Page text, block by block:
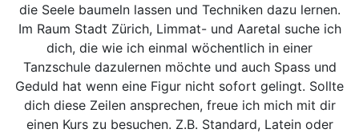
die Seele baumeln lassen und Techniken dazu lernen.
Im Raum Stadt Zürich, Limmat- und Aaretal suche ich
dich, die wie ich einmal wöchentlich in einer
Tanzschule dazulernen möchte und auch Spass und
Geduld hat wenn eine Figur nicht sofort gelingt. Sollte
dich diese Zeilen ansprechen, freue ich mich mit dir
einen Kurs zu besuchen. Z.B. Standard, Latein oder